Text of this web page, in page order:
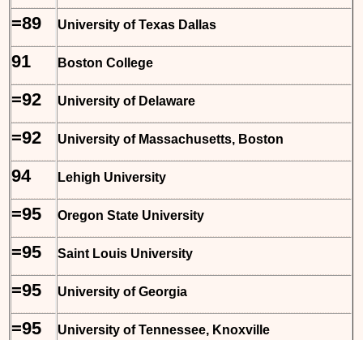
=89 University of Texas Dallas
91 Boston College
=92 University of Delaware
=92 University of Massachusetts, Boston
94 Lehigh University
=95 Oregon State University
=95 Saint Louis University
=95 University of Georgia
=95 University of Tennessee, Knoxville